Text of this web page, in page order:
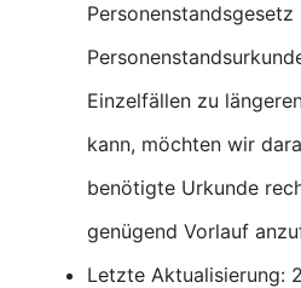
Einzelfällen zu
kann, möchten wir
benötigte Urkunde
genügend Vorlauf
Letzte Aktualisierung: